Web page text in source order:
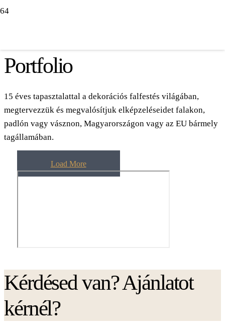
Portfolio
15 éves tapasztalattal a dekorációs falfestés világában,
megtervezzük és megvalósítjuk elképzeléseidet falakon,
padlón vagy vásznon, Magyarországon vagy az EU bármely
tagállamában.
Load More
Kérdésed van? Ajánlatot
kérnél?